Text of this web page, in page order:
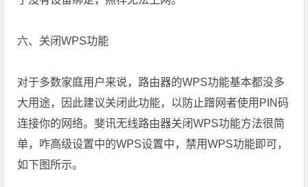
六、关闭WPS功能
对于多数家庭用户来说，路由器的WPS功能基本都没多
大用途，因此建议关闭此功能，以防止蹭网者使用PIN码
连接你的网络。斐讯无线路由器关闭WPS功能方法很简
单，咋高级设置中的WPS设置中，禁用WPS功能即可，
如下图所示。